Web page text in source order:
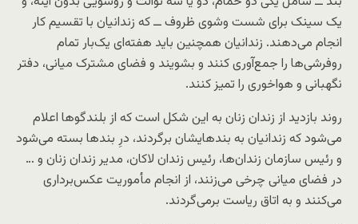
یک سینک برای شست وشوی ظروف ــ که زندانیان با تقسیم کار
انجام می‌دهند. زندانیان همچنین باید هفته‌ای یک‌بار تمام
روفرشی‌ها را جمع‌آوری کنند و بشویند و فضای مشترک میانی، دفتر
نگهبانی و هواخوری را تمیز کنند.
روند بازدید از زندان زنان به این شکل است که از بلندگوها اعلام
می‌شود که زندانیان به بندهایشان برگردند، درِ بندها بسته می‌شود
و رئیس سازمان زندان‌ها، رئیس زندان لاکان، مدیر زندان زنان و …
در فضای میانی چرخی می‌زنند، از انجام مأموریت عکس‌برداری
می‌کنند و به اتاق ریاست برمی‌گردند.